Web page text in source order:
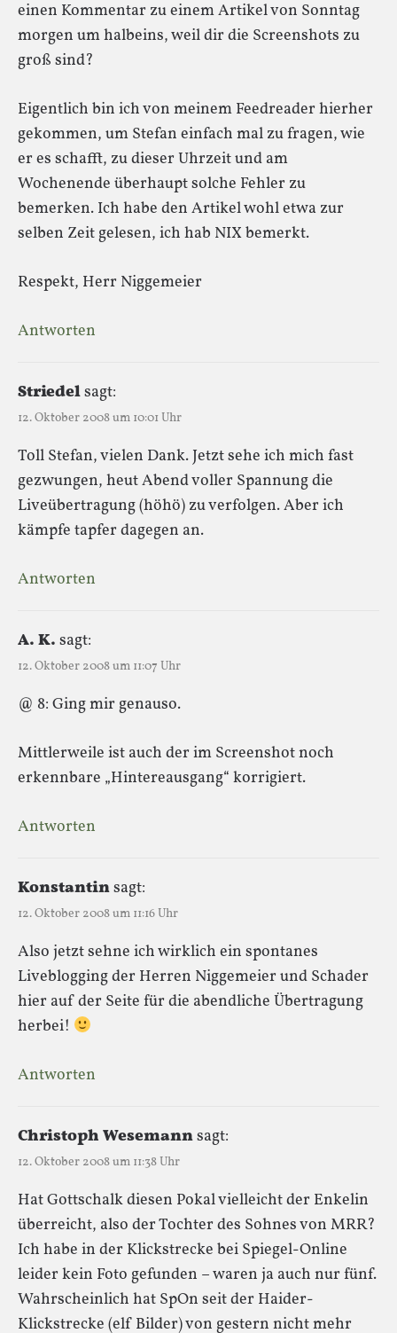
einen Kommentar zu einem Artikel von Sonntag
morgen um halbeins, weil dir die Screenshots zu
groß sind?
Eigentlich bin ich von meinem Feedreader hierher
gekommen, um Stefan einfach mal zu fragen, wie
er es schafft, zu dieser Uhrzeit und am
Wochenende überhaupt solche Fehler zu
bemerken. Ich habe den Artikel wohl etwa zur
selben Zeit gelesen, ich hab NIX bemerkt.
Respekt, Herr Niggemeier
Antworten
Striedelsagt:
12. Oktober 2008 um 10:01 Uhr
Toll Stefan, vielen Dank. Jetzt sehe ich mich fast
gezwungen, heut Abend voller Spannung die
Liveübertragung (höhö) zu verfolgen. Aber ich
kämpfe tapfer dagegen an.
Antworten
A. K. sagt:
12. Oktober 2008 um 11:07 Uhr
@ 8: Ging mir genauso.
Mittlerweile ist auch der im Screenshot noch
erkennbare „Hintereausgang“ korrigiert.
Antworten
Konstantinsagt:
12. Oktober 2008 um 11:16 Uhr
Also jetzt sehne ich wirklich ein spontanes
Liveblogging der Herren Niggemeier und Schader
hier auf der Seite für die abendliche Übertragung
herbei!
Antworten
Christoph Wesemannsagt:
12. Oktober 2008 um 11:38 Uhr
Hat Gottschalk diesen Pokal vielleicht der Enkelin
überreicht, also der Tochter des Sohnes von MRR?
Ich habe in der Klickstrecke bei Spiegel-Online
leider kein Foto gefunden – waren ja auch nur fünf.
Wahrscheinlich hat SpOn seit der Haider-
Klickstrecke (elf Bilder) von gestern nicht mehr